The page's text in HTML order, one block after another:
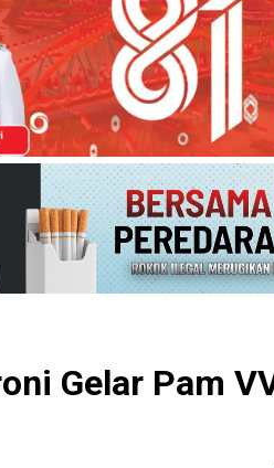
Gelar Pam